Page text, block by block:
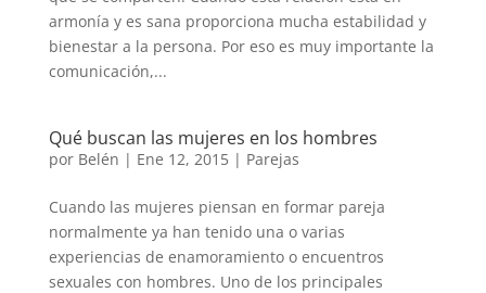
armonía y es sana proporciona mucha estabilidad y
bienestar a la persona. Por eso es muy importante la
comunicación,...
Qué buscan las mujeres en los hombres
por Belén | Ene 12, 2015| Parejas
Cuando las mujeres piensan en formar pareja
normalmente ya han tenido una o varias
experiencias de enamoramiento o encuentros
sexuales con hombres. Uno de los principales